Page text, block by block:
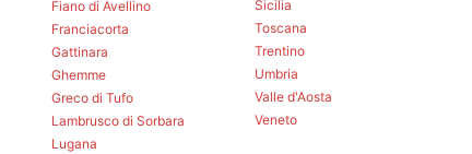
Fiano di Avellino
Franciacorta
Gattinara
Ghemme
Greco di Tufo
Lambrusco di Sorbara
Lugana
Sicilia
Toscana
Trentino
Umbria
Valle d'Aosta
Veneto